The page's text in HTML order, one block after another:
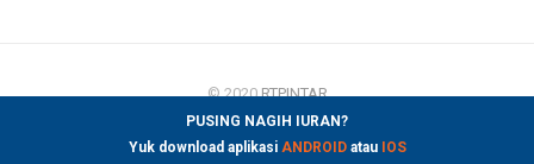
PUSING NAGIH IURAN?
Yuk download aplikasi ANDROIDatau IOS
© 2020RTPINTAR
FACEBOOK INSTAGRAM